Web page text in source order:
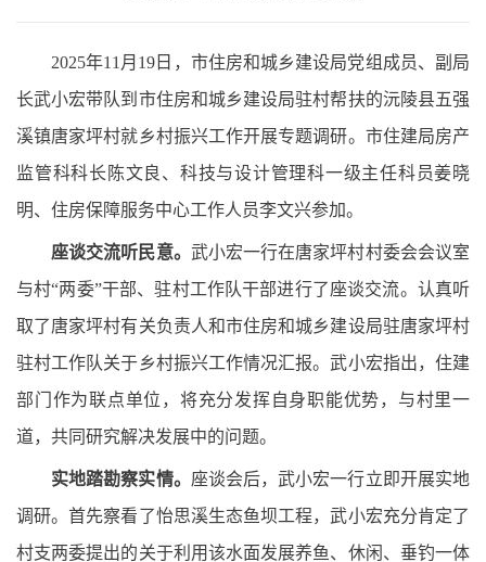
2025年11月19日，市住房和城乡建设局党组成员、副局
长武小宏带队到市住房和城乡建设局驻村帮扶的沅陵县五强
溪镇唐家坪村就乡村振兴工作开展专题调研。市住建局房产
监管科科长陈文良、科技与设计管理科一级主任科员姜晓
明、住房保障服务中心工作人员李文兴参加。
座谈交流听民意。 武小宏一行在唐家坪村村委会会议室
与村“两委”干部、驻村工作队干部进行了座谈交流。认真听
取了唐家坪村有关负责人和市住房和城乡建设局驻唐家坪村
驻村工作队关于乡村振兴工作情况汇报。武小宏指出，住建
部门作为联点单位，将充分发挥自身职能优势，与村里一
道，共同研究解决发展中的问题。
实地踏勘察实情。 座谈会后，武小宏一行立即开展实地
调研。首先察看了怡思溪生态鱼坝工程，武小宏充分肯定了
村支两委提出的关于利用该水面发展养鱼、休闲、垂钓一体